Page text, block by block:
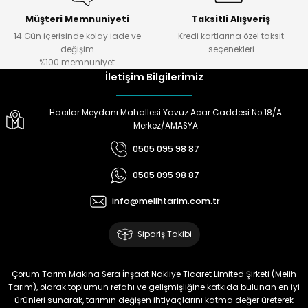
Ö... Ö... | 24/01/2024
Ürün hazırlamada
,göndermede,telefonda bilgi
almada çok yardımcılar.Melih
Doğan Zeki Gürbüz | 23/01/2024
Ürün elime çok çabuk ulaştı.
anda süs yoncasıyla ektim.
Bunun akibeti 2024 yazına belli
olacak
Müşteri Memnuniyeti
14 Gün içerisinde kolay iade ve
değişim
%100 memnuniyet
Taksitli Alışveriş
Kredi kartlarına özel taksit
seçenekleri
İletişim Bilgilerimiz
Hacılar Meydanı Mahallesi Yavuz Acar Caddesi No:18/A
Merkez/AMASYA
0505 095 98 87
0505 095 98 87
info@melihtarim.com.tr
Sipariş Takibi
Çorum Tarım Makina Sera İnşaat Nakliye Ticaret Limited Şirketi (Melih
Tarım), olarak toplumun refahı ve gelişmişliğine katkıda bulunan en iyi
ürünleri sunarak, tarımın değişen ihtiyaçlarını katma değer üreterek